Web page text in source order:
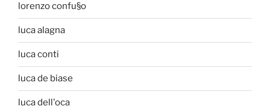
lorenzo confu§o
luca alagna
luca conti
luca de biase
luca dell'oca